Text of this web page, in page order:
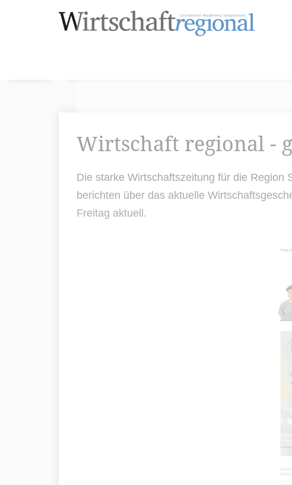
Wirtschaft regional -
Die starke Wirtschaftszeitung für die Region
berichten über das aktuelle
Freitag aktuell.